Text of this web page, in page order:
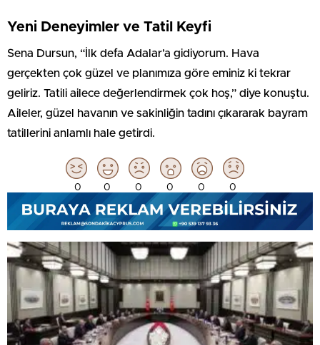
Yeni Deneyimler ve Tatil Keyfi
Sena Dursun, “İlk defa Adalar’a gidiyorum. Hava
gerçekten çok güzel ve planımıza göre eminiz ki tekrar
geliriz. Tatili ailece değerlendirmek çok hoş,” diye konuştu.
Aileler, güzel havanın ve sakinliğin tadını çıkararak bayram
tatillerini anlamlı hale getirdi.
0 0 0 0 0 0